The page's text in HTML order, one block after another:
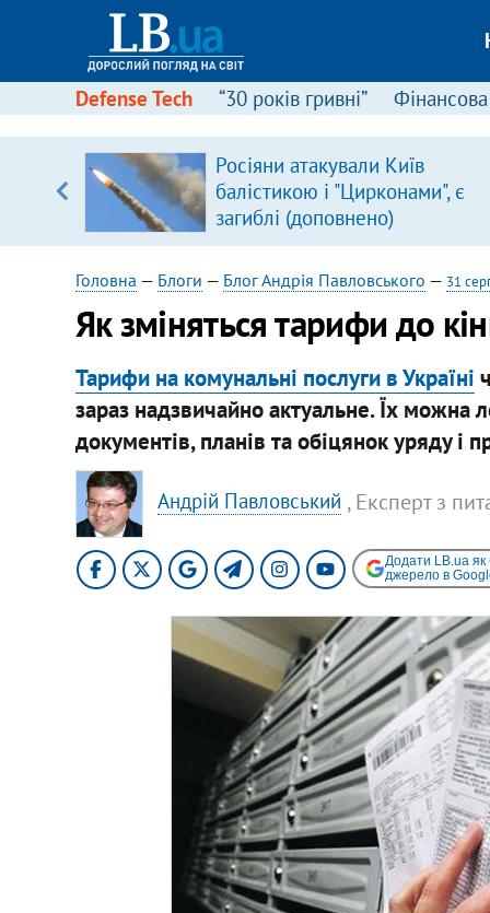
Defense Tech “30 років гривні”
Росіяни атакували Київ
балістикою і "Цирконами", є
загиблі (доповнено)
Головна — Блоги — Блог Андрія Павловського — 31
Як зміняться тарифи до
Тарифи на комунальні послуги в Україні
зараз надзвичайно актуальне. Їх можна
документів, планів та обіцянок уряду і
Андрій Павловський , Експерт з
Додати LB.ua
джерело в